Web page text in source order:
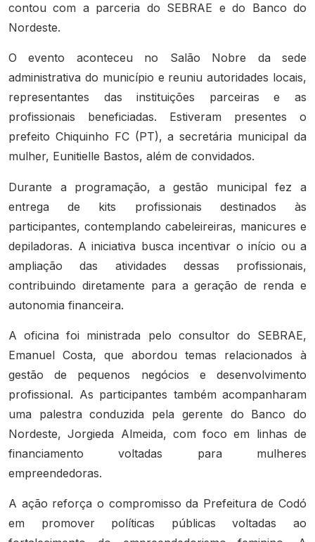
contou com a parceria do SEBRAE e do Banco do
Nordeste.
O evento aconteceu no Salão Nobre da sede
administrativa do município e reuniu autoridades locais,
representantes das instituições parceiras e as
profissionais beneficiadas. Estiveram presentes o
prefeito Chiquinho FC (PT), a secretária municipal da
mulher, Eunitielle Bastos, além de convidados.
Durante a programação, a gestão municipal fez a
entrega de kits profissionais destinados às
participantes, contemplando cabeleireiras, manicures e
depiladoras. A iniciativa busca incentivar o início ou a
ampliação das atividades dessas profissionais,
contribuindo diretamente para a geração de renda e
autonomia financeira.
A oficina foi ministrada pelo consultor do SEBRAE,
Emanuel Costa, que abordou temas relacionados à
gestão de pequenos negócios e desenvolvimento
profissional. As participantes também acompanharam
uma palestra conduzida pela gerente do Banco do
Nordeste, Jorgieda Almeida, com foco em linhas de
financiamento voltadas para mulheres
empreendedoras.
A ação reforça o compromisso da Prefeitura de Codó
em promover políticas públicas voltadas ao